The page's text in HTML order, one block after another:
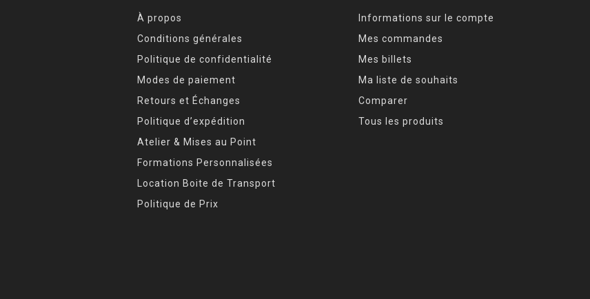
À propos
Conditions générales
Politique de confidentialité
Modes de paiement
Retours et Échanges
Politique d’expédition
Atelier & Mises au Point
Formations Personnalisées
Location Boite de Transport
Politique de Prix
Informations sur le compte
Mes commandes
Mes billets
Ma liste de souhaits
Comparer
Tous les produits